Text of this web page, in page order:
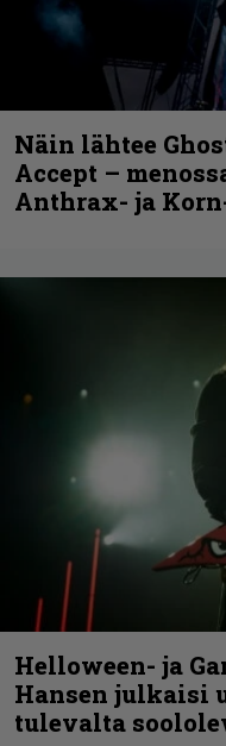
Näin lähtee
Accept –
Anthrax- ja
Helloween- ja
Hansen julkaisi
tulevalta